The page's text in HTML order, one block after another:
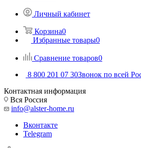
Личный кабинет
Корзина0
Избранные товары0
Сравнение товаров0
8 800 201 07 30Звонок по всей
Контактная информация
Вся Россия
info@alster-home.ru
Вконтакте
Telegram